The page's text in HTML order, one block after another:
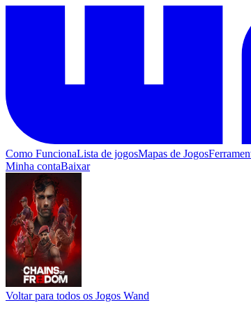
Como FuncionaLista de jogosMapas de Jogos
Minha contaBaixar
Voltar para todos os Jogos Wand